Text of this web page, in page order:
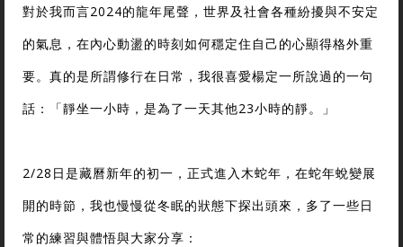
對於我而言2024的龍年尾聲，世界及社會各種紛擾與不安定
的氣息，在內心動盪的時刻如何穩定住自己的心顯得格外重
要。真的是所謂修行在日常，我很喜愛楊定一所說過的一句
話：「靜坐一小時，是為了一天其他23小時的靜。」
2/28日是藏曆新年的初一，正式進入木蛇年，在蛇年蛻變展
開的時節，我也慢慢從冬眠的狀態下探出頭來，多了一些日
常的練習與體悟與大家分享：